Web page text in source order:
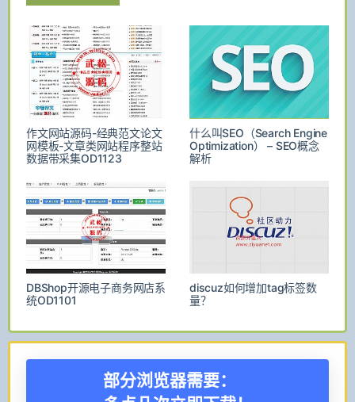
作文网站源码-经典范文论文
网模板-文章类网站程序整站
数据带采集OD1123
什么叫SEO（Search Engine
Optimization） – SEO概念
解析
DBShop开源电子商务网店系
统OD1101
discuz如何增加tag标签数
量？
部分浏览器需要：